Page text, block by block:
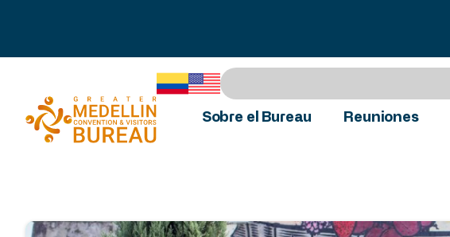
Sobre el Bureau Reuniones